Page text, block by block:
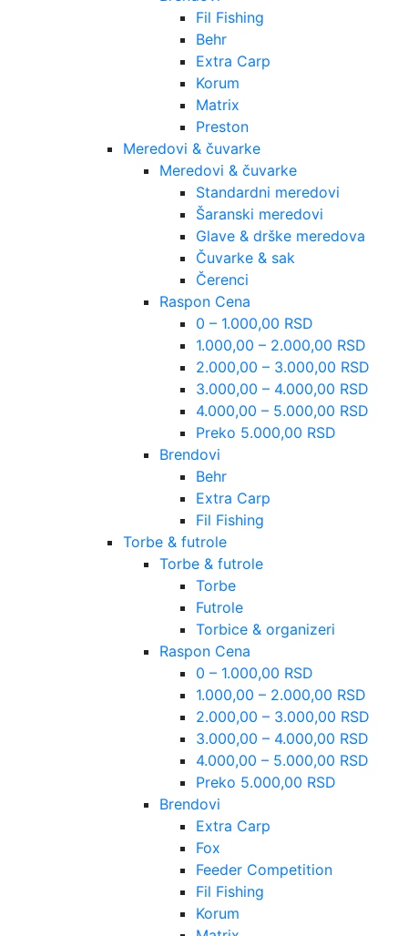
Fil Fishing
Behr
Extra Carp
Korum
Matrix
Preston
Meredovi & čuvarke
Meredovi & čuvarke
Standardni meredovi
Šaranski meredovi
Glave & drške meredova
Čuvarke & sak
Čerenci
Raspon Cena
0 – 1.000,00 RSD
1.000,00 – 2.000,00 RSD
2.000,00 – 3.000,00 RSD
3.000,00 – 4.000,00 RSD
4.000,00 – 5.000,00 RSD
Preko 5.000,00 RSD
Brendovi
Behr
Extra Carp
Fil Fishing
Torbe & futrole
Torbe & futrole
Torbe
Futrole
Torbice & organizeri
Raspon Cena
0 – 1.000,00 RSD
1.000,00 – 2.000,00 RSD
2.000,00 – 3.000,00 RSD
3.000,00 – 4.000,00 RSD
4.000,00 – 5.000,00 RSD
Preko 5.000,00 RSD
Brendovi
Extra Carp
Fox
Feeder Competition
Fil Fishing
Korum